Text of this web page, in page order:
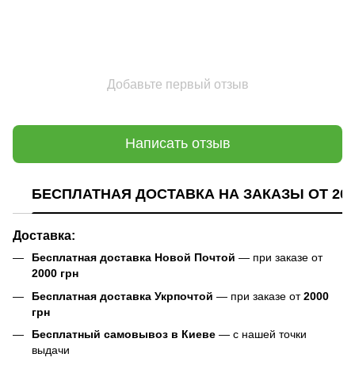
Добавьте первый отзыв
Написать отзыв
БЕСПЛАТНАЯ ДОСТАВКА НА ЗАКАЗЫ ОТ
Доставка:
Бесплатная доставка Новой Почтой — при заказе от
2000 грн
Бесплатная доставка Укрпочтой — при заказе от2000
грн
Бесплатный самовывоз в Киеве — с нашей точки
выдачи